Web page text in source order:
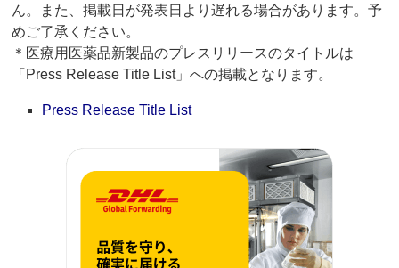
ん。また、掲載日が発表日より遅れる場合があります。予
めご了承ください。
＊医療用医薬品新製品のプレスリリースのタイトルは
「Press Release Title List」への掲載となります。
Press Release Title List